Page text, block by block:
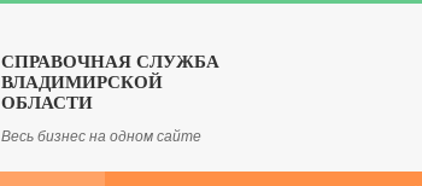
СПРАВОЧНАЯ СЛУЖБА
ВЛАДИМИРСКОЙ
ОБЛАСТИ
Весь бизнес на одном сайте